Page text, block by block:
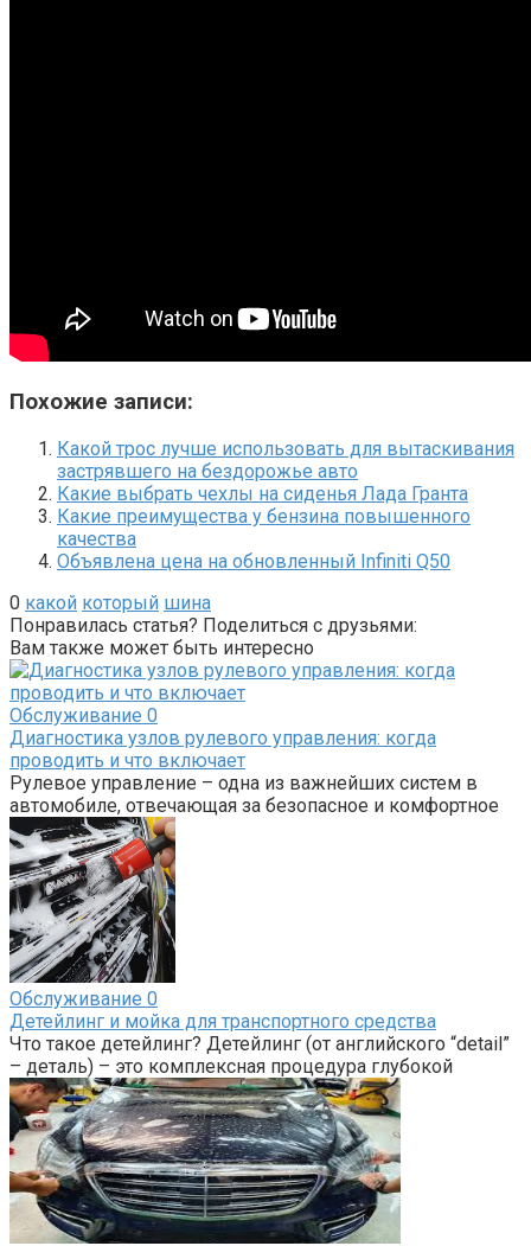
Похожие записи:
Какой трос лучше использовать для вытаскивания
застрявшего на бездорожье авто
Какие выбрать чехлы на сиденья Лада Гранта
Какие преимущества у бензина повышенного
качества
Объявлена цена на обновленный Infiniti Q50
0 какой который шина
Понравилась статья? Поделиться с друзьями:
Вам также может быть интересно
Обслуживание 0
Диагностика узлов рулевого управления: когда
проводить и что включает
Рулевое управление – одна из важнейших систем в
автомобиле, отвечающая за безопасное и комфортное
Обслуживание 0
Детейлинг и мойка для транспортного средства
Что такое детейлинг? Детейлинг (от английского “detail”
– деталь) – это комплексная процедура глубокой